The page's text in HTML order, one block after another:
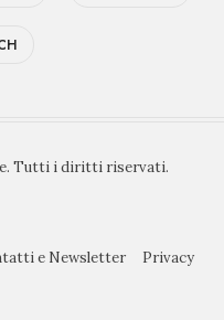
Tutti i diritti riservati.
e Newsletter
Privacy